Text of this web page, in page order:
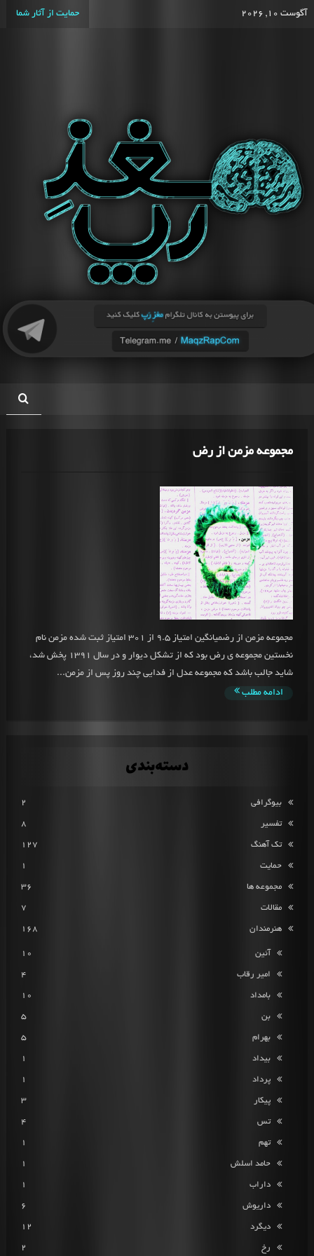
آگوست 10, 2026 حمایت از آثار شما
مجموعه مزمن از رض
مجموعه مزمن از رضمیانگین امتیاز 9.5 از 301 امتیاز ثبت شده مزمن نام
نخستین مجموعه ی رض بود که از تشکل دیوار و در سال 1391 پخش شد،
شاید جالب باشد که مجموعه عدل از فدایی چند روز پس از مزمن...
ادامه مطلب
دسته‌بندی
بیوگرافی 2
تفسیر 8
تک آهنگ 127
حمایت 1
مجموعه ها 36
مقالات 7
هنرمندان 168
آئین 10
امیر رقاب 4
بامداد 10
بن 5
بهرام 5
بیداد 1
پرداد 1
پیکار 3
تس 4
تهم 1
حامد اسلش 1
داراب 1
داریوش 6
دیگرد 12
رخ 2